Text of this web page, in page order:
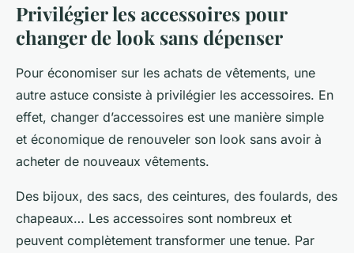
Privilégier les accessoires pour
changer de look sans dépenser
Pour économiser sur les achats de vêtements, une
autre astuce consiste à privilégier les accessoires. En
effet, changer d’accessoires est une manière simple
et économique de renouveler son look sans avoir à
acheter de nouveaux vêtements.
Des bijoux, des sacs, des ceintures, des foulards, des
chapeaux… Les accessoires sont nombreux et
peuvent complètement transformer une tenue. Par